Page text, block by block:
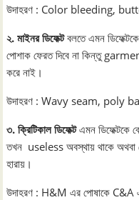
উদাহরণ : Color bleeding,
২. মাইনর ডিফেক্টবলতে এমন
পোশাক ফেরত দিবে না কিন্তু
করে নাই।
উদাহরণ : Wavy seam, poly
৩. ক্রিটিকাল ডিফেক্টএমন ডিফেক্টকে
তখন useless অবস্থায় থাকে অথবা
হারায়।
উদাহরণ : H&M এর পোষাকে C&A